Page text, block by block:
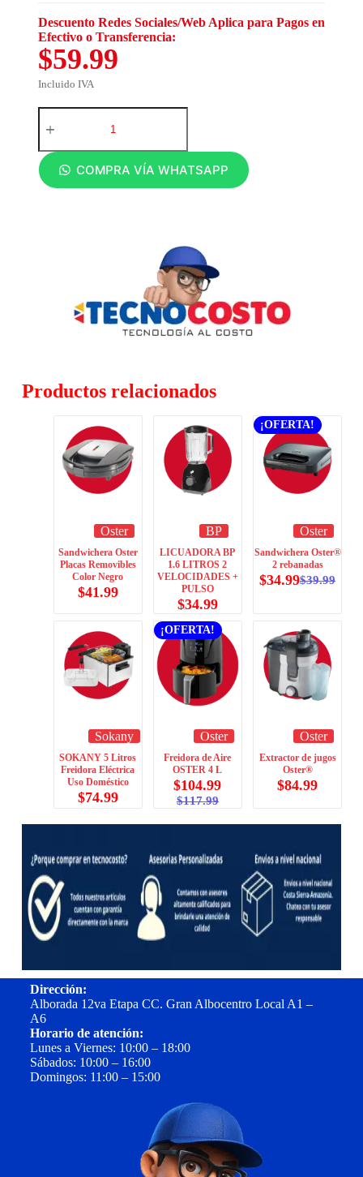
Descuento Redes Sociales/Web Aplica para Pagos en
Efectivo o Transferencia:
$59.99
Incluido IVA
COMPRA VÍA WHATSAPP
Productos relacionados
Oster
Sandwichera Oster
Placas Removibles
Color Negro
$41.99
BP
LICUADORA BP
1.6 LITROS 2
VELOCIDADES +
PULSO
$34.99
¡OFERTA!
Oster
Sandwichera Oster®
2 rebanadas
$39.99
$34.99
Sokany
SOKANY 5 Litros
Freidora Eléctrica
Uso Doméstico
$74.99
¡OFERTA!
Oster
Freidora de Aire
OSTER 4 L
$117.99
$104.99
Oster
Extractor de jugos
Oster®
$84.99
Dirección:
Alborada 12va Etapa CC. Gran Albocentro Local A1 –
A6
Horario de atención:
Lunes a Viernes: 10:00 – 18:00
Sábados: 10:00 – 16:00
Domingos: 11:00 – 15:00